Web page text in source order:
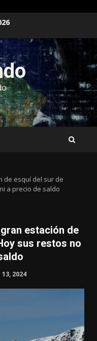
de esquí del sur de
a precio de saldo
estación de
sus restos no
2024